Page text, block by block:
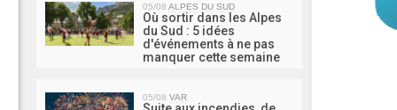
05/08 ALPES DU SUD
Où sortir dans les Alpes
du Sud : 5 idées
d'événements à ne pas
manquer cette semaine
05/08 VAR